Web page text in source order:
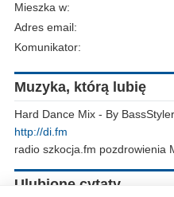
Mieszka w:
Adres email:
Komunikator:
Muzyka, którą lubię
Hard Dance Mix - By
http://di.fm
radio szkocja.fm pozdrowienia
Ulubione cytaty